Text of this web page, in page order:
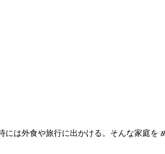
は外食や旅行に出かける。そんな家庭を